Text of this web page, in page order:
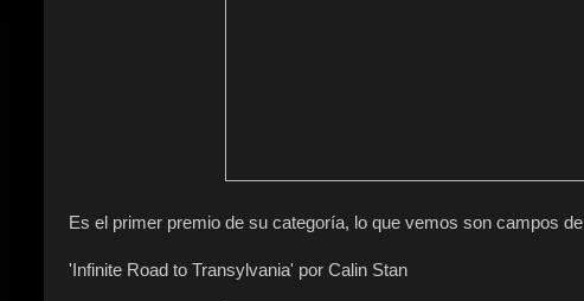
Es el primer premio de su categoría, lo que vemos son campos
'Infinite Road to Transylvania' por Calin Stan